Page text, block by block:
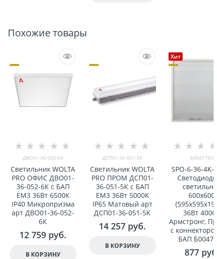
Похожие товары
ДВО01-36-052-6К
Светильник WOLTA
PRO ОФИС ДВО01-
36-052-6К с БАП
EM3 36Вт 6500К
IP40 Микропризма
арт ДВО01-36-052-
6К
12 759 руб.
В КОРЗИНУ
ДСП01-36-051-5К
Светильник WOLTA
PRO ПРОМ ДСП01-
36-051-5К с БАП
EM3 36Вт 5000K
IP65 Матовый арт
ДСП01-36-051-5К
14 257 руб.
В КОРЗИНУ
Хит
Б0047783
SPO-6-36-4K-
600х600
36Вт
Армстронг,
с
БАП
877